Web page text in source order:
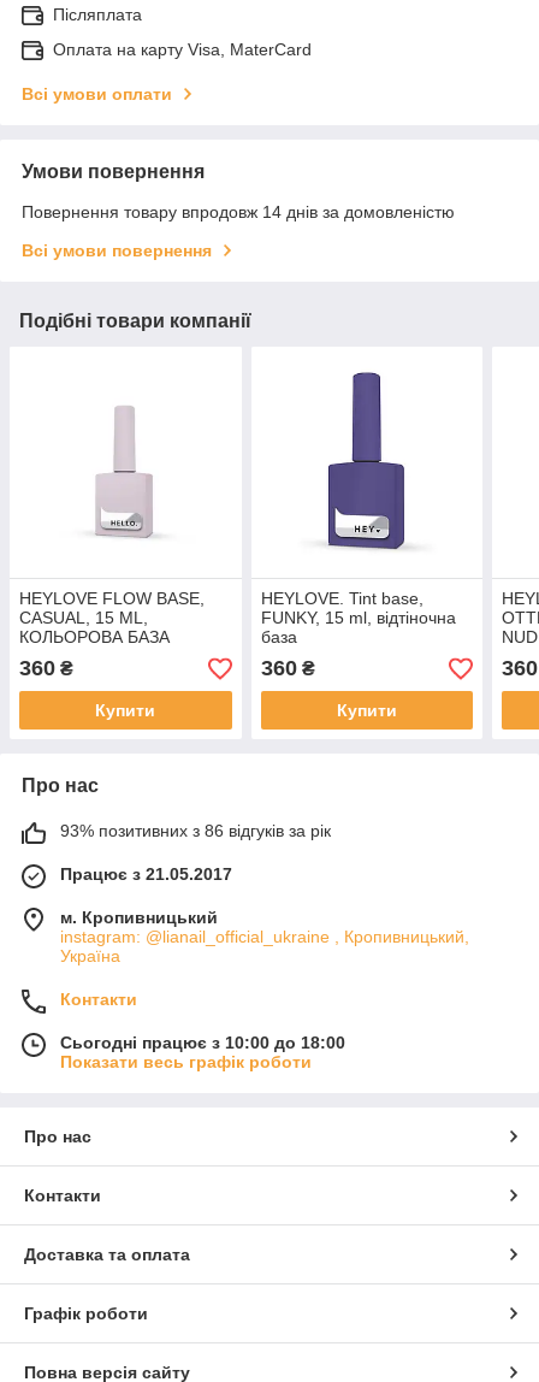
Післяплата
Оплата на карту Visa, MaterCard
Всі умови оплати
Умови повернення
Повернення товару впродовж 14 днів за домовленістю
Всі умови повернення
Подібні товари компанії
HEYLOVE FLOW BASE,
CASUAL, 15 ML,
КОЛЬОРОВА БАЗА
СЕРЕДНЬО-РІДКОЇ
КОНСИСТЕНЦІЇ
360 ₴
Купити
HEYLOVE. Tint base,
FUNKY, 15 ml, відтіночна
база
360₴
Купити
360
Про нас
93% позитивних з 86 відгуків за рік
Працює з 21.05.2017
м. Кропивницький
instagram: @lianail_official_ukraine , Кропивницький,
Україна
Контакти
Сьогодні працює з 10:00 до 18:00
Показати весь графік роботи
Про нас
Контакти
Доставка та оплата
Графік роботи
Повна версія сайту